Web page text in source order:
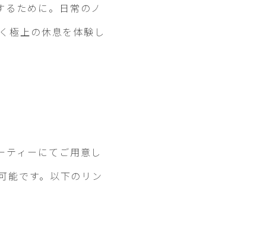
ために。日常のノ
極上の休息を体験し
ィーにてご用意し
能です。以下のリン